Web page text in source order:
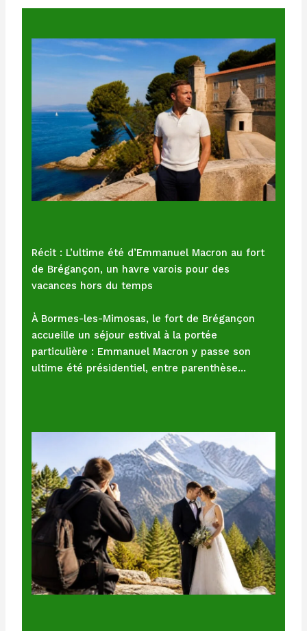
Récit : L’ultime été d’Emmanuel Macron au fort
de Brégançon, un havre varois pour des
vacances hors du temps
À Bormes-les-Mimosas, le fort de Brégançon
accueille un séjour estival à la portée
particulière : Emmanuel Macron y passe son
ultime été présidentiel, entre parenthèse…